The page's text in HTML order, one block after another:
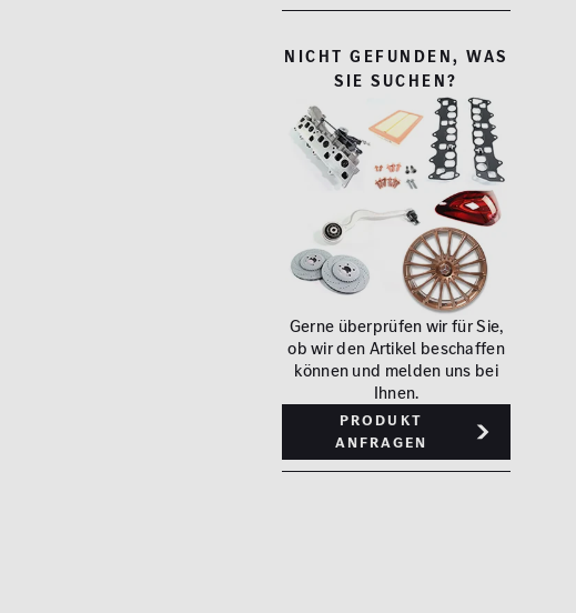
NICHT GEFUNDEN, WAS
SIE SUCHEN?
Gerne überprüfen wir für Sie,
ob wir den Artikel beschaffen
können und melden uns bei
Ihnen.
Produkt
anfragen